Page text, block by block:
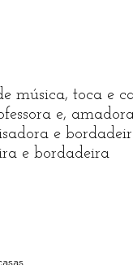
música, toca e
e,
e
e bordadeira